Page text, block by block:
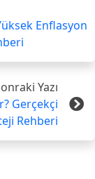
Enflasyon
Yazı
Gerçekçi
Rehberi